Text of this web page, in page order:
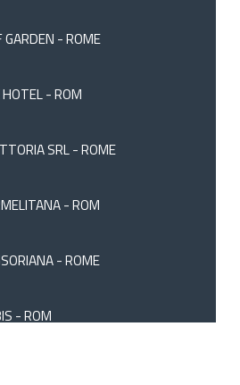
GARDEN - ROME
- ROM
SRL - ROME
- ROM
- ROME
- ROM